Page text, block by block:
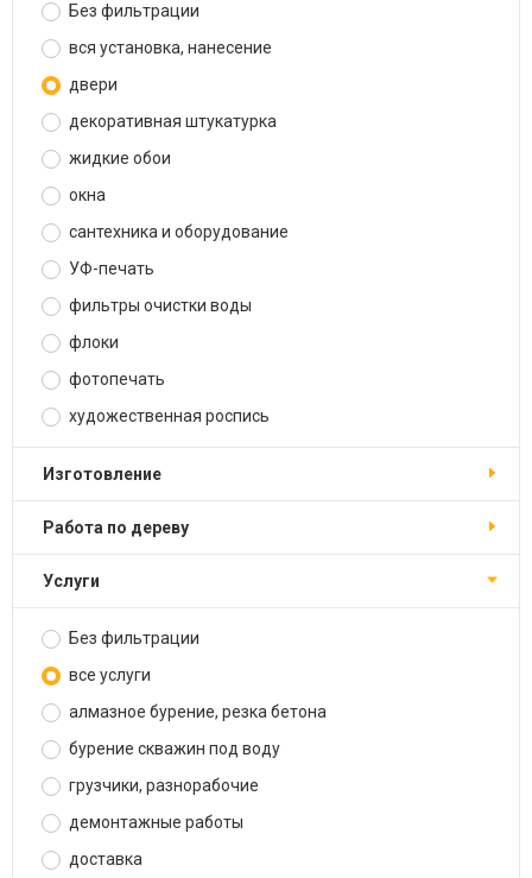
Без фильтрации
вся установка, нанесение
двери
декоративная штукатурка
жидкие обои
окна
сантехника и оборудование
УФ-печать
фильтры очистки воды
флоки
фотопечать
художественная роспись
изготовление
работа по дереву
услуги
Без фильтрации
все услуги
алмазное бурение, резка бетона
бурение скважин под воду
грузчики, разнорабочие
демонтажные работы
доставка